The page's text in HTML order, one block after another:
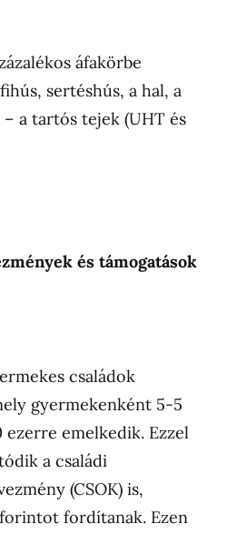
áfakörbe
sertéshús, a hal, a
a tartós tejek (UHT és
és támogatások
családok
gyermekenként 5-5
emelkedik. Ezzel
a családi
(CSOK) is,
fordítanak. Ezen